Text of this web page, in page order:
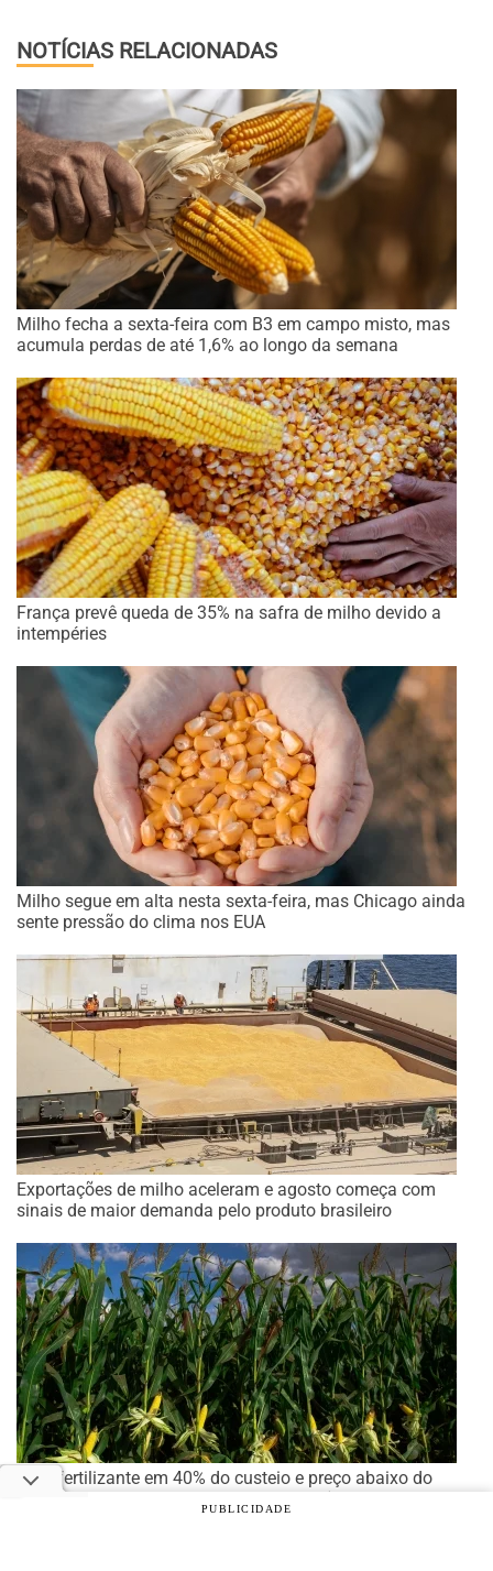
NOTÍCIAS RELACIONADAS
Milho fecha a sexta-feira com B3 em campo misto, mas
acumula perdas de até 1,6% ao longo da semana
França prevê queda de 35% na safra de milho devido a
intempéries
Milho segue em alta nesta sexta-feira, mas Chicago ainda
sente pressão do clima nos EUA
Exportações de milho aceleram e agosto começa com
sinais de maior demanda pelo produto brasileiro
Com fertilizante em 40% do custeio e preço abaixo do
custo total, safrinha de milho exige eficiência
PUBLICIDADE